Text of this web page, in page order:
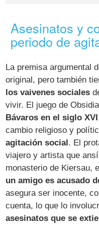
Asesinatos y
periodo de
La premisa argumental
original, pero también
los vaivenes sociales
vivir. El juego de
Bávaros en el siglo XVI
cambio religioso y
agitación social. El
viajero y artista que
monasterio de Kiersau,
un amigo es acusado
asegura ser inocente,
cuenta, lo que lo
asesinatos que se